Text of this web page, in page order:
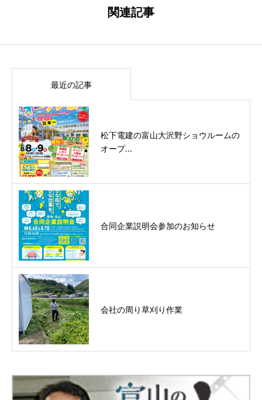
関連記事
最近の記事
松下電建の富山大沢野ショウルームの
オープ...
合同企業説明会参加のお知らせ
会社の周り草刈り作業